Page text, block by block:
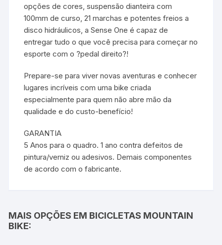
opções de cores, suspensão dianteira com
100mm de curso, 21 marchas e potentes freios a
disco hidráulicos, a Sense One é capaz de
entregar tudo o que você precisa para começar no
esporte com o ?pedal direito?!
Prepare-se para viver novas aventuras e conhecer
lugares incríveis com uma bike criada
especialmente para quem não abre mão da
qualidade e do custo-benefício!
GARANTIA
5 Anos para o quadro. 1 ano contra defeitos de
pintura/verniz ou adesivos. Demais componentes
de acordo com o fabricante.
MAIS OPÇÕES EM BICICLETAS MOUNTAIN
BIKE: